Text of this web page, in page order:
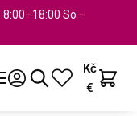
8:00–18:00 So –
Kč
€